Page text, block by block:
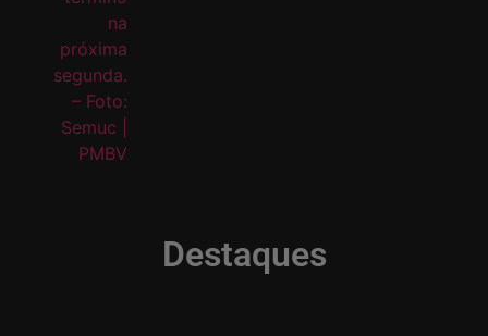
Destaques